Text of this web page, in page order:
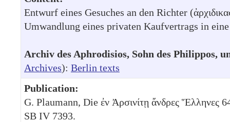
Entwurf eines Gesuches an den Richter
Umwandlung eines privaten Kaufvertrags in
Archiv des Aphrodisios, Sohn des Philippos,
Archives): Berlin texts
Publication:
G. Plaumann, Die ἐν Ἀρσινίτῃ ἄνδρες Ἕλληνες
SB IV 7393.